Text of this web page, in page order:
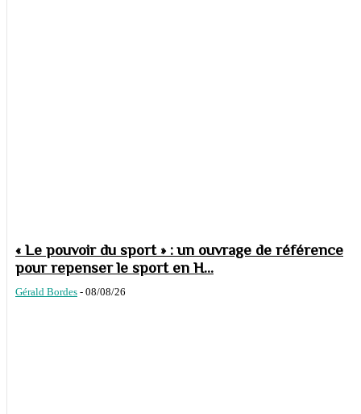
« Le pouvoir du sport » : un ouvrage de référence
pour repenser le sport en H...
Gérald Bordes - 08/08/26